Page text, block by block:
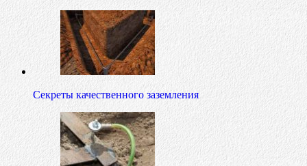
Секреты качественного заземления